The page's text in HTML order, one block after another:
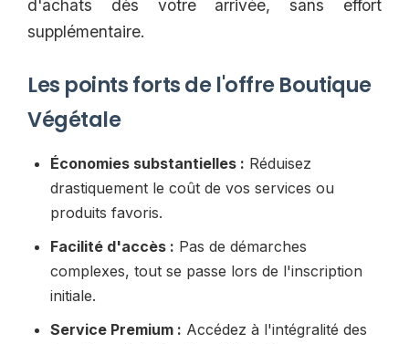
d'achats dès votre arrivée, sans effort
supplémentaire.
Les points forts de l'offre Boutique
Végétale
Économies substantielles : Réduisez
drastiquement le coût de vos services ou
produits favoris.
Facilité d'accès : Pas de démarches
complexes, tout se passe lors de l'inscription
initiale.
Service Premium : Accédez à l'intégralité des